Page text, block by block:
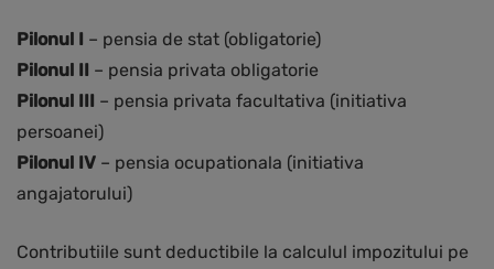
Pilonul I – pensia de stat (obligatorie)
Pilonul II – pensia privata obligatorie
Pilonul III – pensia privata facultativa (initiativa
persoanei)
Pilonul IV – pensia ocupationala (initiativa
angajatorului)
Contributiile sunt deductibile la calculul impozitului pe